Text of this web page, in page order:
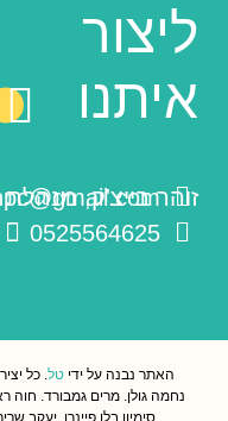
ליצור
איתנו
זוהר בייצ'ק, מנהלת
0525564625
האתר נבנה על ידיטל . כל
נחמה גולן. מרים גמבורד. חוה
סימיון בלו פיינרו. יעקב